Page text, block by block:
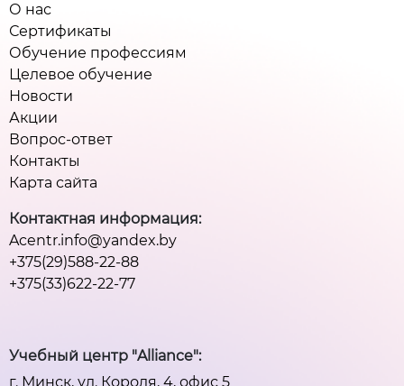
О нас
Сертификаты
Обучение профессиям
Целевое обучение
Новости
Акции
Вопрос-ответ
Контакты
Карта сайта
Контактная информация:
Acentr.info@yandex.by
+375(29)588-22-88
+375(33)622-22-77
Учебный центр "Alliance":
г. Минск, ул. Короля, 4, офис 5